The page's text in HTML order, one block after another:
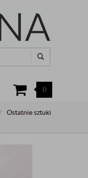
0
Ostatnie sztuki